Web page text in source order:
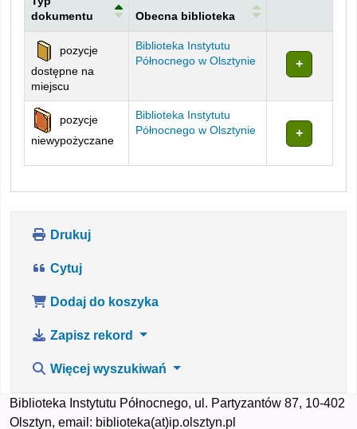
Egzemplarze
dokumentu
Obecna biblioteka
pozycje
dostępne na
miejscu
Biblioteka Instytutu
Północnego w Olsztynie
pozycje
niewypożyczane
Biblioteka Instytutu
Północnego w Olsztynie
Drukuj
Cytuj
Dodaj do koszyka
Zapisz rekord
Więcej wyszukiwań
Biblioteka Instytutu Północnego, ul. Partyzantów 87, 10-402
Olsztyn, email: biblioteka(at)ip.olsztyn.pl